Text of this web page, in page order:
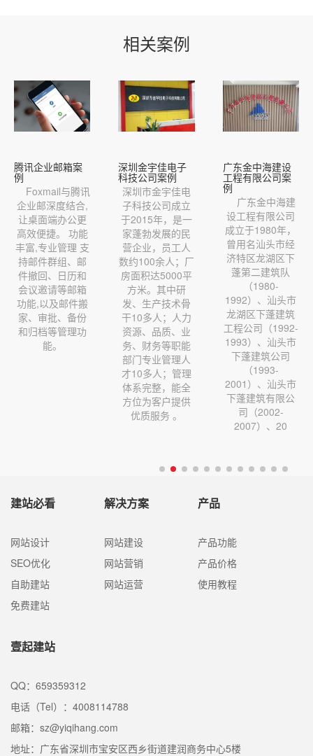
相关案例
腾讯企业邮箱案
例
Foxmail与腾讯
企业邮深度结合,
让桌面端办公更
高效便捷。 功能
丰富,专业管理 支
持邮件群组、邮
件撤回、日历和
会议邀请等邮箱
功能,以及邮件搬
家、审批、备份
和归档等管理功
能。
深圳金宇佳电子
科技公司案例
深圳市金宇佳电
子科技公司成立
于2015年，是一
家蓬勃发展的民
营企业，员工人
数约100余人；厂
房面积达5000平
方米。其中研
发、生产技术骨
干10多人；人力
资源、品质、业
务、财务等职能
部门专业管理人
才10多人；管理
体系完整，能全
方位为客户提供
优质服务 。
广东金中海建设
工程有限公司案
例
广东金中海建
设工程有限公司
成立于1980年，
曾用名汕头市经
济特区龙湖区下
蓬第二建筑队
（1980-
1992）、汕头市
龙湖区下蓬建筑
工程公司（1992-
1993）、汕头市
下蓬建筑公司
（1993-
2001）、汕头市
下蓬建筑有限公
司（2002-
2007）、20
建站必看
网站设计
SEO优化
自助建站
免费建站
解决方案
网站建设
网站营销
网站运营
产品
产品功能
产品价格
使用教程
壹起建站
QQ：659359312
电话（Tel）：4008114788
邮箱：sz@yiqihang.com
地址：广东省深圳市宝安区西乡街道建润商务中心5楼